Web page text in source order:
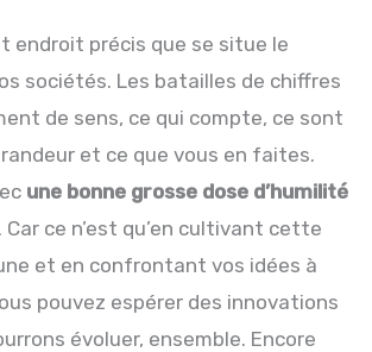
endroit précis que se situe le
sociétés. Les batailles de chiffres
de sens, ce qui compte, ce sont
et ce que vous en faites.
une bonne grosse dose d’humilité
. Car ce n’est qu’en cultivant cette
et en confrontant vos idées à
pouvez espérer des innovations
évoluer, ensemble. Encore